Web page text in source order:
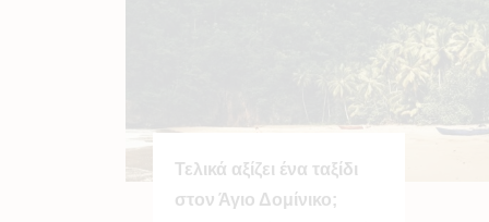
Τελικά αξίζει ένα ταξίδι
στον Άγιο Δομίνικο;